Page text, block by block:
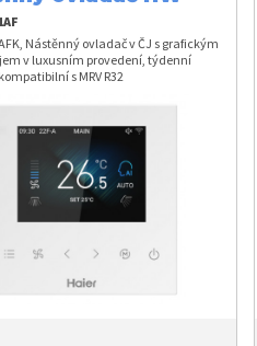
Nástěnný ovladač v ČJ s grafickým
v luxusním provedení, týdenní
s MRV R32